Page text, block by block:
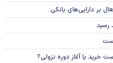
بر دارایی‌های بانکی